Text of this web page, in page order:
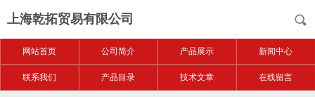
上海乾拓贸易有限公司
网站首页 公司简介 产品展示 新闻中心
联系我们 产品目录 技术文章 在线留言